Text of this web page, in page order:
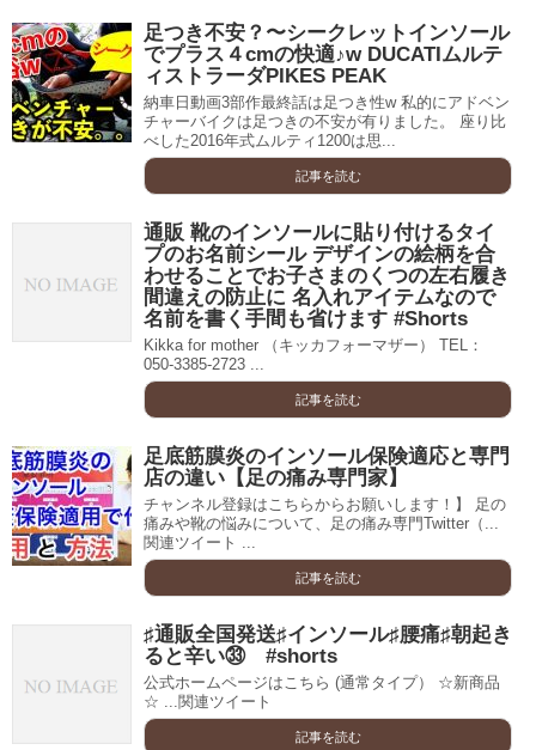
足つき不安？〜シークレットインソール
でプラス４cmの快適♪w DUCATIムルテ
ィストラーダPIKES PEAK
納車日動画3部作最終話は足つき性w 私的にアドベン
チャーバイクは足つきの不安が有りました。 座り比
べした2016年式ムルティ1200は思...
記事を読む
通販 靴のインソールに貼り付けるタイ
プのお名前シール デザインの絵柄を合
わせることでお子さまのくつの左右履き
間違えの防止に 名入れアイテムなので
名前を書く手間も省けます #Shorts
Kikka for mother （キッカフォーマザー） TEL：
050-3385-2723 ...
記事を読む
足底筋膜炎のインソール保険適応と専門
店の違い【足の痛み専門家】
チャンネル登録はこちらからお願いします！】 足の
痛みや靴の悩みについて、足の痛み専門Twitter（...
関連ツイート ...
記事を読む
♯通販全国発送♯インソール♯腰痛♯朝起き
ると辛い㉝ #shorts
公式ホームページはこちら (通常タイプ） ☆新商品
☆ ...関連ツイート
記事を読む